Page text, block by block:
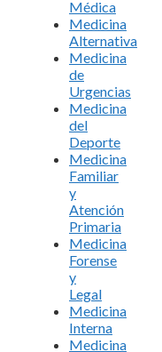
Médica
Medicina
Alternativa
Medicina
de
Urgencias
Medicina
del
Deporte
Medicina
Familiar
y
Atención
Primaria
Medicina
Forense
y
Legal
Medicina
Interna
Medicina